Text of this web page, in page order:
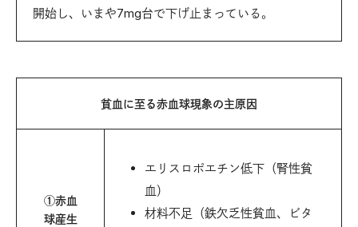
開始し、いまや7mg台で下げ止まっている。
貧血に至る赤血球現象の主原因
①赤血
球産生
エリスロポエチン低下（腎性貧
血）
材料不足（鉄欠乏性貧血、ビタ